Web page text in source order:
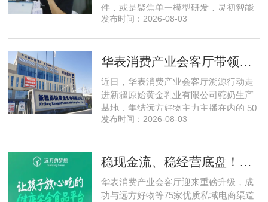
件，或是聚焦单一模型研发，灵初智能
自创立之初便守住初心，以自研操作大
能创始人王启斌，拆解其从创立第一天
数据规模才是决定行业拐点的核心
发布时间：2026-08-03
近日，华表消费产业会客厅溯源行动走
进新疆原始黄金乳业有限公司驼奶生产
基地，集结远方好物主力主播在内的 50
位头部私域主播组团深入工厂一线实地
源同步联动，以沉浸式实景打卡、全流
式，全方位拆解新疆优质驼奶
发布时间：2026-08-03
华表消费产业会客厅迎来重磅升级，成
功与远方好物等75家优质私域电商渠道